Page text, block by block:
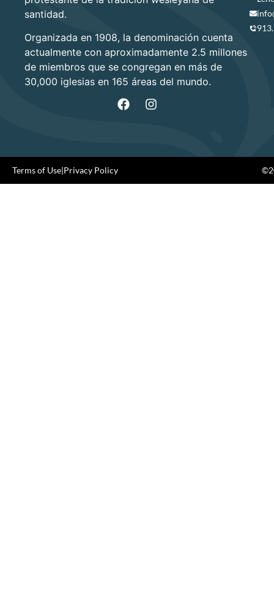
santidad.
Organizada en 1908, la denominación cuenta
actualmente con aproximadamente 2.5 millones
de miembros que se congregan en más de
30,000 iglesias en 165 áreas del mundo.
Terms of Use|Privacy Policy